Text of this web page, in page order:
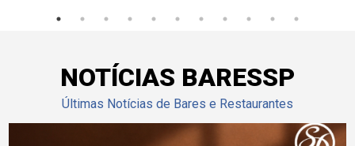
NOTÍCIAS BARESSP
Últimas Notícias de Bares e Restaurantes